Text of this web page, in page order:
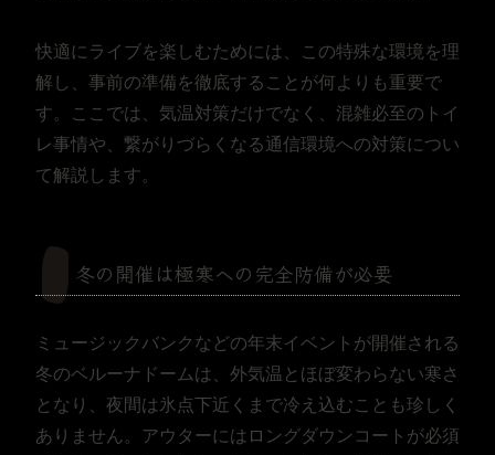
快適にライブを楽しむためには、この特殊な環境を理
解し、事前の準備を徹底することが何よりも重要で
す。ここでは、気温対策だけでなく、混雑必至のトイ
レ事情や、繋がりづらくなる通信環境への対策につい
て解説します。
冬の開催は極寒への完全防備が必要
ミュージックバンクなどの年末イベントが開催される
冬のベルーナドームは、外気温とほぼ変わらない寒さ
となり、夜間は氷点下近くまで冷え込むことも珍しく
ありません。アウターにはロングダウンコートが必須